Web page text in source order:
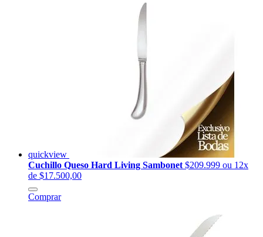
quickview
Cuchillo Queso Hard Living Sambonet $209.999 ou 12x
de $17.500,00
Comprar